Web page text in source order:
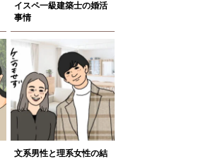
イスペ一級建築士の婚活
事情
文系男性と理系女性の結